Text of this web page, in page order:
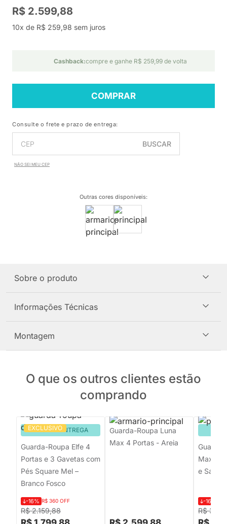
R$ 2.599,88
10x de R$ 259,98 sem juros
Cashback:compre e ganhe R$ 259,99 de volta
COMPRAR
Consulte o frete e prazo de entrega:
BUSCAR
NÃO SEI MEU CEP
Outras cores disponíveis:
Sobre o produto
Informações Técnicas
Montagem
O que os outros clientes estão
comprando
EXCLUSIVO
PRONTA ENTREGA
Guarda-Roupa Elfe 4
Portas e 3 Gavetas com
Pés Square Mel –
Branco Fosco
R$ 2.159,88
-16% R$ 360 OFF
Guarda-Roupa Luna
Max 4 Portas - Areia
Max 4
e
R$
-16%